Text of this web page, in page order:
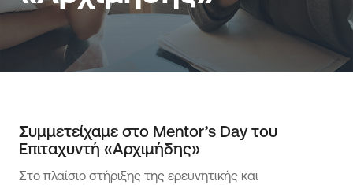
Συμμετείχαμε στο Mentor’s Day του
Επιταχυντή «Αρχιμήδης»
Στο πλαίσιο στήριξης της ερευνητικής και